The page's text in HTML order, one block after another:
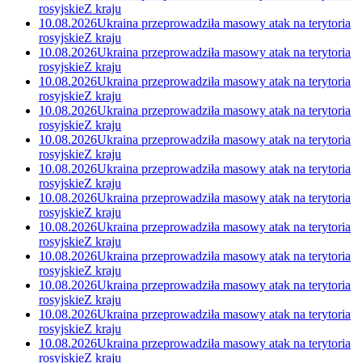
rosyjskieZ kraju
10.08.2026Ukraina przeprowadziła masowy atak na terytoria
rosyjskieZ kraju
10.08.2026Ukraina przeprowadziła masowy atak na terytoria
rosyjskieZ kraju
10.08.2026Ukraina przeprowadziła masowy atak na terytoria
rosyjskieZ kraju
10.08.2026Ukraina przeprowadziła masowy atak na terytoria
rosyjskieZ kraju
10.08.2026Ukraina przeprowadziła masowy atak na terytoria
rosyjskieZ kraju
10.08.2026Ukraina przeprowadziła masowy atak na terytoria
rosyjskieZ kraju
10.08.2026Ukraina przeprowadziła masowy atak na terytoria
rosyjskieZ kraju
10.08.2026Ukraina przeprowadziła masowy atak na terytoria
rosyjskieZ kraju
10.08.2026Ukraina przeprowadziła masowy atak na terytoria
rosyjskieZ kraju
10.08.2026Ukraina przeprowadziła masowy atak na terytoria
rosyjskieZ kraju
10.08.2026Ukraina przeprowadziła masowy atak na terytoria
rosyjskieZ kraju
10.08.2026Ukraina przeprowadziła masowy atak na terytoria
rosyjskieZ kraju